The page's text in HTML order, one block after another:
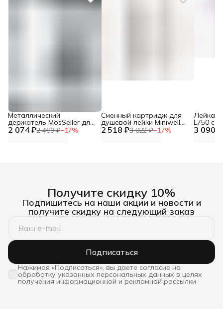
2 074 ₽2 489 ₽−17%
Металлический
держатель MosSeller для
смартфона с 2 518 ₽3 022 ₽−17%
Сменный картридж для
душевой лейки Miniwell
L750, угольный 3 090 ₽
Лейка
L750 со
Получите скидку 10%
Подпишитесь на наши акции и новости и
получите скидку на следующий заказ
Подписаться
Нажимая «Подписаться», вы даете согласие на
обработку указанных персональных данных в целях
получения информационной и рекламной рассылки